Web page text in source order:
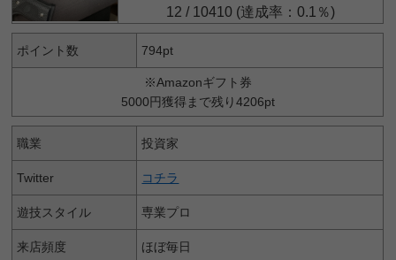
12 / 10410 (達成率：0.1％)
ポイント数 794pt
※Amazonギフト券
5000円獲得まで残り4206pt
職業 投資家
Twitter コチラ
遊技スタイル 専業プロ
来店頻度 ほぼ毎日